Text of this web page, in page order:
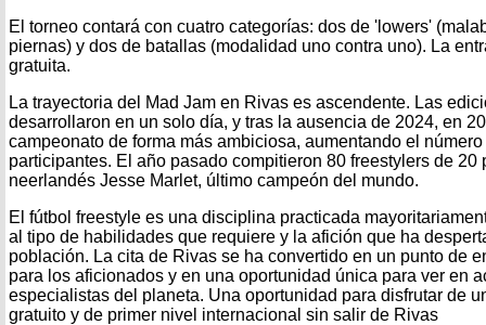
El torneo contará con cuatro categorías: dos de 'lowers'
piernas) y dos de batallas (modalidad uno contra uno). La
gratuita.
La trayectoria del Mad Jam en Rivas es ascendente. Las
desarrollaron en un solo día, y tras la ausencia de 2024, en
campeonato de forma más ambiciosa, aumentando el
participantes. El año pasado compitieron 80 freestylers de 20
neerlandés Jesse Marlet, último campeón del mundo.
El fútbol freestyle es una disciplina practicada
al tipo de habilidades que requiere y la afición que ha
población. La cita de Rivas se ha convertido en un punto de
para los aficionados y en una oportunidad única para ver en
especialistas del planeta. Una oportunidad para disfrutar de
gratuito y de primer nivel internacional sin salir de Rivas